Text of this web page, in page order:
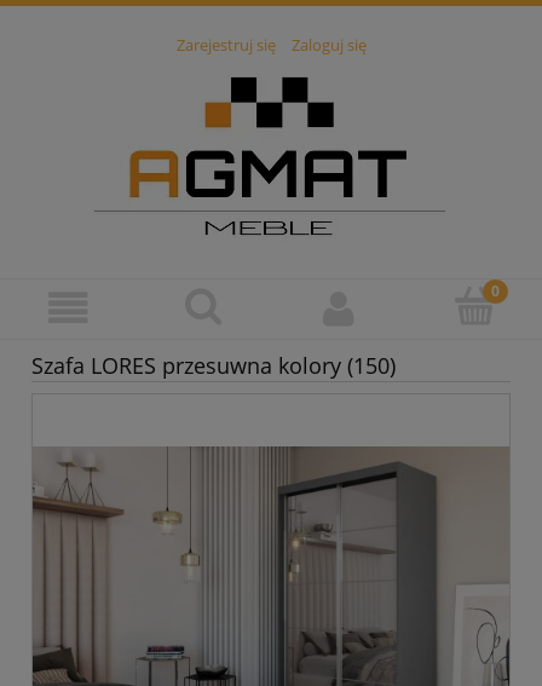
Zarejestruj się Zaloguj się
Szafa LORES przesuwna kolory (150)